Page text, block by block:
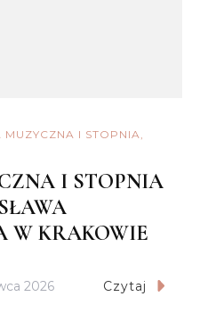
MUZYCZNA I STOPNIA
I STOPNIA
W KRAKOWIE
2026 Czytaj